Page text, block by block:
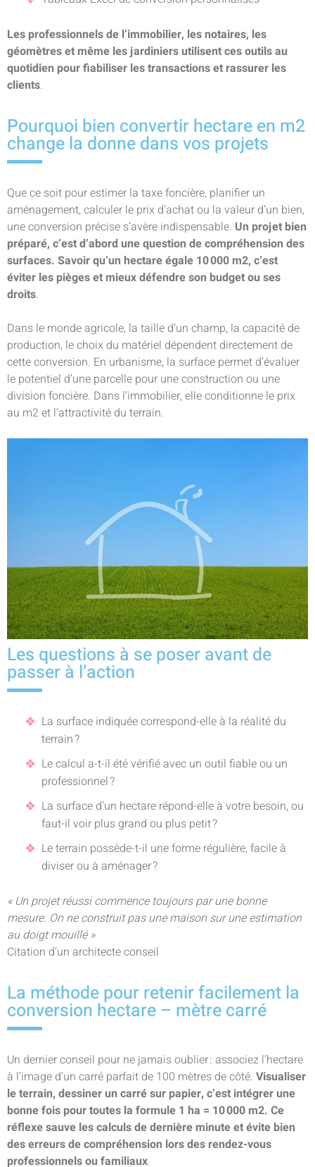
Les professionnels de l’immobilier, les notaires, les
géomètres et même les jardiniers utilisent ces outils au
quotidien pour fiabiliser les transactions et rassurer les
clients.
Pourquoi bien convertir hectare en m2
change la donne dans vos projets
Que ce soit pour estimer la taxe foncière, planifier un
aménagement, calculer le prix d’achat ou la valeur d’un bien,
une conversion précise s’avère indispensable. Un projet bien
préparé, c’est d’abord une question de compréhension des
surfaces. Savoir qu’un hectare égale 10 000 m2, c’est
éviter les pièges et mieux défendre son budget ou ses
droits.
Dans le monde agricole, la taille d’un champ, la capacité de
production, le choix du matériel dépendent directement de
cette conversion. En urbanisme, la surface permet d’évaluer
le potentiel d’une parcelle pour une construction ou une
division foncière. Dans l’immobilier, elle conditionne le prix
au m2 et l’attractivité du terrain.
Les questions à se poser avant de
passer à l’action
La surface indiquée correspond-elle à la réalité du
terrain ?
Le calcul a-t-il été vérifié avec un outil fiable ou un
professionnel ?
La surface d’un hectare répond-elle à votre besoin, ou
faut-il voir plus grand ou plus petit ?
Le terrain possède-t-il une forme régulière, facile à
diviser ou à aménager ?
« Un projet réussi commence toujours par une bonne
mesure. On ne construit pas une maison sur une estimation
au doigt mouillé »
Citation d’un architecte conseil
La méthode pour retenir facilement la
conversion hectare – mètre carré
Un dernier conseil pour ne jamais oublier : associez l’hectare
à l’image d’un carré parfait de 100 mètres de côté. Visualiser
le terrain, dessiner un carré sur papier, c’est intégrer une
bonne fois pour toutes la formule 1 ha = 10 000 m2. Ce
réflexe sauve les calculs de dernière minute et évite bien
des erreurs de compréhension lors des rendez-vous
professionnels ou familiaux.